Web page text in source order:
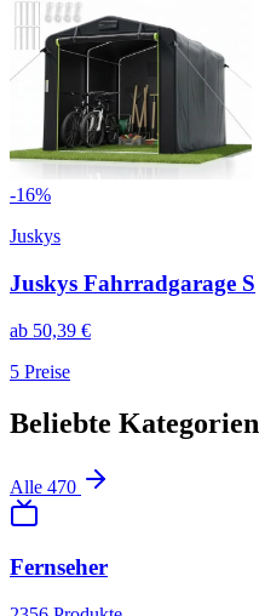
-16%
Juskys
Juskys Fahrradgarage S
ab 50,39 €
5 Preise
Beliebte Kategorien
Alle 470
Fernseher